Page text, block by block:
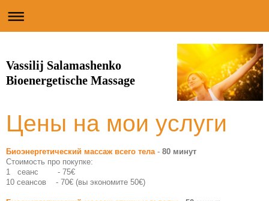
Vassilij Salamashenko
Bioenergetische Massage
Цены на мои услуги
Биоэнергетический массаж всего тела- 80 минут
Стоимость про покупке:
1 сеанс - 75€
10 сеансов - 70€ (вы экономите 50€)